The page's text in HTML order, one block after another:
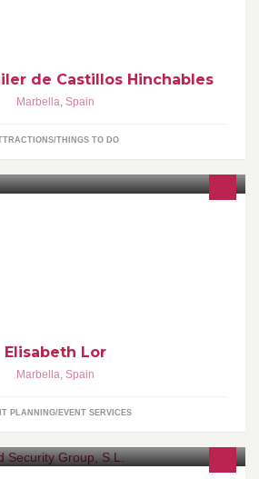
de Castillos Hinchables
Marbella, Spain
THINGS TO DO
Elisabeth Lor
Marbella, Spain
PLANNING/EVENT SERVICES